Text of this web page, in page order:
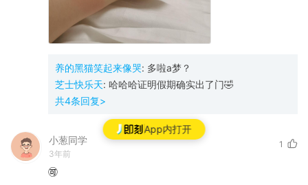
App内打开
养的黑猫笑起来像哭: 多啦a梦？
芝士快乐天: 哈哈哈证明假期确实出了门🤣
共4条回复>
小葱同学
3年前
1
🉑